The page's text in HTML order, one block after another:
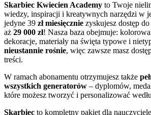
Skarbiec Kwiecien Academy to Twoje
wiedzy, inspiracji i kreatywnych narzędzi w
jedyne 39 zł miesięcznie zyskujesz dostęp
aż 29 000 zł! Nasza baza obejmuje:
dekoracje, materiały na święta typowe i
nieustannie rośnie, więc zawsze masz
treści.
W ramach abonamentu otrzymujesz także
wszystkich generatorów – dyplomów,
które możesz tworzyć i personalizować
Skarbiec to kompletny pakiet dla